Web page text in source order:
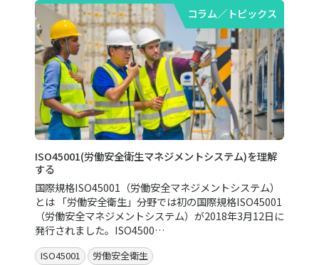
コラム／トピックス
ISO45001(労働安全衛生マネジメントシステム)を理解
する
国際規格ISO45001（労働安全マネジメントシステム）
とは 「労働安全衛生」分野では初の国際規格ISO45001
（労働安全マネジメントシステム）が2018年3月12日に
発行されました。ISO4500…
ISO45001
労働安全衛生